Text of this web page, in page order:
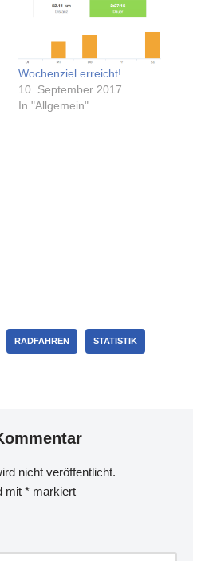
Wochenziel erreicht!
10. September 2017
In "Allgemein"
RADFAHREN STATISTIK
nicht veröffentlicht.
mit * markiert